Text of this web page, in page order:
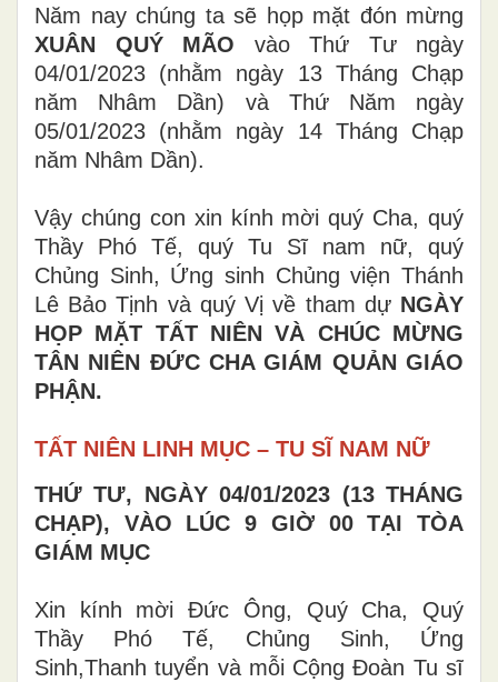
Năm nay chúng ta sẽ họp mặt đón mừng
XUÂN QUÝ MÃO vào Thứ Tư ngày
04/01/2023 (nhằm ngày 13 Tháng Chạp
năm Nhâm Dần) và Thứ Năm ngày
05/01/2023 (nhằm ngày 14 Tháng Chạp
năm Nhâm Dần).
Vậy chúng con xin kính mời quý Cha, quý
Thầy Phó Tế, quý Tu Sĩ nam nữ, quý
Chủng Sinh, Ứng sinh Chủng viện Thánh
Lê Bảo Tịnh và quý Vị về tham dự NGÀY
HỌP MẶT TẤT NIÊN VÀ CHÚC MỪNG
TÂN NIÊN ĐỨC CHA GIÁM QUẢN GIÁO
PHẬN.
TẤT NIÊN LINH MỤC – TU SĨ NAM NỮ
THỨ TƯ, NGÀY 04/01/2023 (13 THÁNG
CHẠP), VÀO LÚC 9 GIỜ 00 TẠI TÒA
GIÁM MỤC
Xin kính mời Đức Ông, Quý Cha, Quý
Thầy Phó Tế, Chủng Sinh, Ứng
Sinh,Thanh tuyển và mỗi Cộng Đoàn Tu sĩ